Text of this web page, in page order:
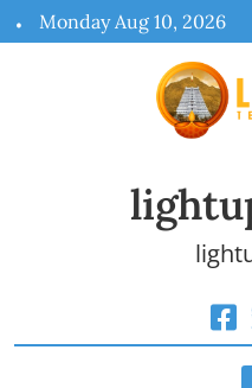
to
Monday Aug 10, 2026